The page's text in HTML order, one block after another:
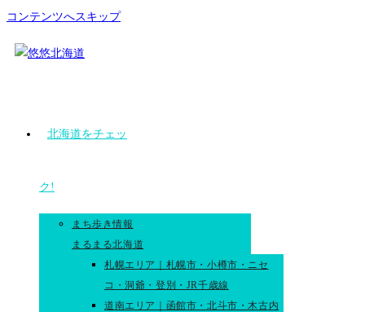
コンテンツへスキップ
北海道をチェッ
ク!
まち歩き情報
まるまる北海道
札幌エリア｜札幌市・小樽市・ニセ
コ・洞爺・登別・JR千歳線
道南エリア｜函館市・北斗市・木古内